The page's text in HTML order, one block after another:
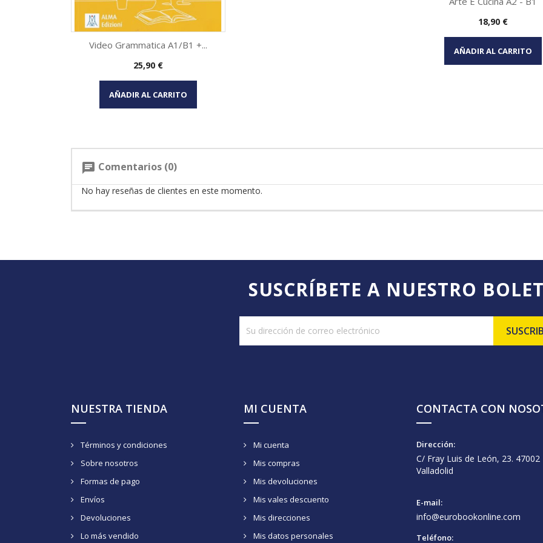
Vista rápida
Video Grammatica A1/B1 +...
Precio
25,90 €
AÑADIR AL CARRITO
Vista rápida
Precio
18,90 €
AÑADIR AL CARRITO
chat Comentarios (0)
No hay reseñas de clientes en este momento.
SUSCRÍBETE A NUESTRO
NUESTRA TIENDA
Términos y condiciones
Sobre nosotros
Formas de pago
Envíos
Devoluciones
Lo más vendido
MI CUENTA
Mi cuenta
Mis compras
Mis devoluciones
Mis vales descuento
Mis direcciones
Mis datos personales
CONTACTA CON
Dirección:
C/ Fray Luis de León, 23. 47002
Valladolid
E-mail:
info@eurobookonline.com
Teléfono: